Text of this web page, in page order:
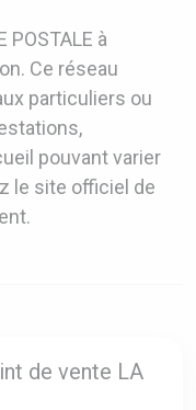
POSTALE à
Ce réseau
particuliers ou
pouvant varier
le site officiel de
de vente LA